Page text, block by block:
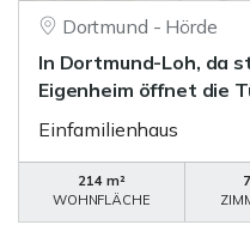
Dortmund - Hörde
In Dortmund-Loh, da
Eigenheim öffnet die
Einfamilienhaus
214 m²
WOHNFLÄCHE
7